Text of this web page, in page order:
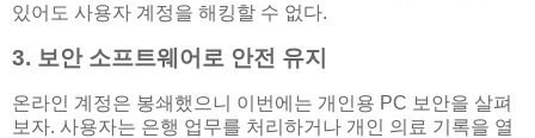
있어도 사용자 계정을 해킹할 수 없다.
3. 보안 소프트웨어로 안전 유지
온라인 계정은 봉쇄했으니 이번에는 개인용 PC 보안을 살펴
보자. 사용자는 은행 업무를 처리하거나 개인 의료 기록을 열